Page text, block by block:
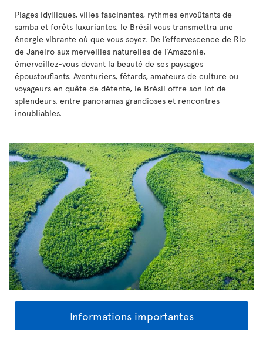
Plages idylliques, villes fascinantes, rythmes envoûtants de
samba et forêts luxuriantes, le Brésil vous transmettra une
énergie vibrante où que vous soyez. De l’effervescence de Rio
de Janeiro aux merveilles naturelles de l’Amazonie,
émerveillez-vous devant la beauté de ses paysages
époustouflants. Aventuriers, fêtards, amateurs de culture ou
voyageurs en quête de détente, le Brésil offre son lot de
splendeurs, entre panoramas grandioses et rencontres
inoubliables.
Informations importantes